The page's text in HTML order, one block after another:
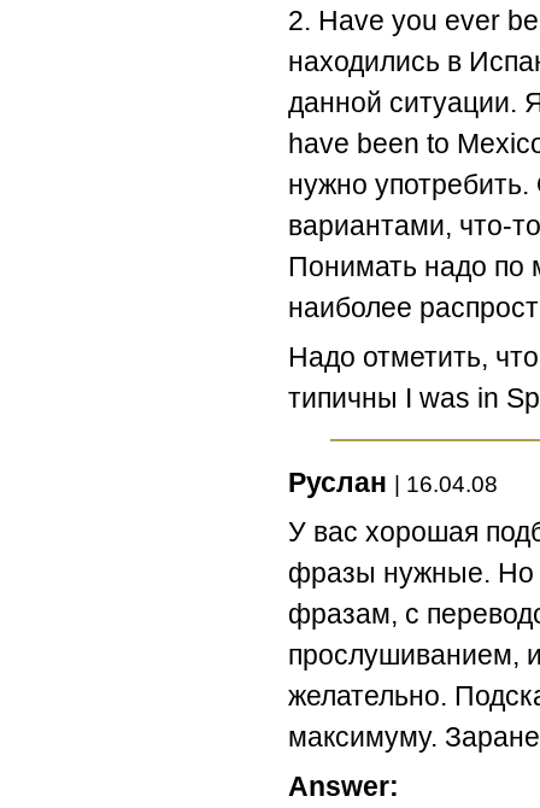
2. Have you ever
находились в
данной ситуации.
have been to
нужно
вариантами, что-
Понимать надо по
наиболее
Надо отметить,
типичны I was in
Руслан | 16.04.08
У вас хорошая
фразы нужные. Но
фразам, с
прослушиванием,
желательно.
максимуму.
Answer: